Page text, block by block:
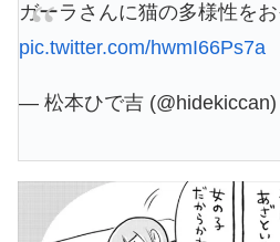
ガーラさんに猫の多様性を
pic.twitter.com/hwmI66Ps7a
— 松本ひで吉 (@hidekiccan)